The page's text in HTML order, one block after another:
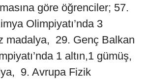
göre öğrenciler; 57.
Olimpiyatı’nda 3
madalya, 29. Genç Balkan
1 altın,1 gümüş,
9. Avrupa Fizik